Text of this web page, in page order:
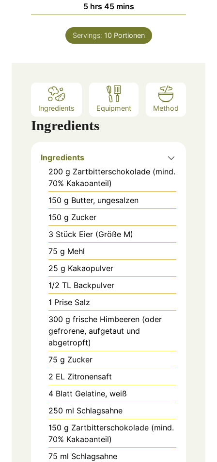
e
s
5h
o
u
r
hrs 45m
i
n
u
mins
Servings: 10 Portionen
Ingredients Equipment Method
Ingredients
Ingredients
200 g Zartbitterschokolade (mind.
70% Kakaoanteil)
150 g Butter, ungesalzen
150 g Zucker
3 Stück Eier (Größe M)
75 g Mehl
25 g Kakaopulver
1/2 TL Backpulver
1 Prise Salz
300 g frische Himbeeren (oder
gefrorene, aufgetaut und
abgetropft)
75 g Zucker
2 EL Zitronensaft
4 Blatt Gelatine, weiß
250 ml Schlagsahne
150 g Zartbitterschokolade (mind.
70% Kakaoanteil)
75 ml Schlagsahne